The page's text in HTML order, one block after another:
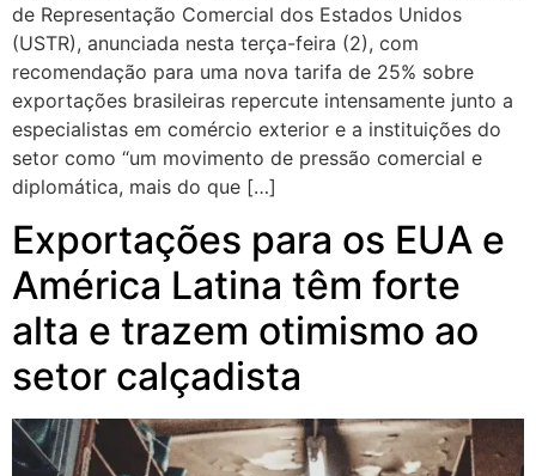
de Representação Comercial dos Estados Unidos
(USTR), anunciada nesta terça-feira (2), com
recomendação para uma nova tarifa de 25% sobre
exportações brasileiras repercute intensamente junto a
especialistas em comércio exterior e a instituições do
setor como “um movimento de pressão comercial e
diplomática, mais do que […]
Exportações para os EUA e
América Latina têm forte
alta e trazem otimismo ao
setor calçadista